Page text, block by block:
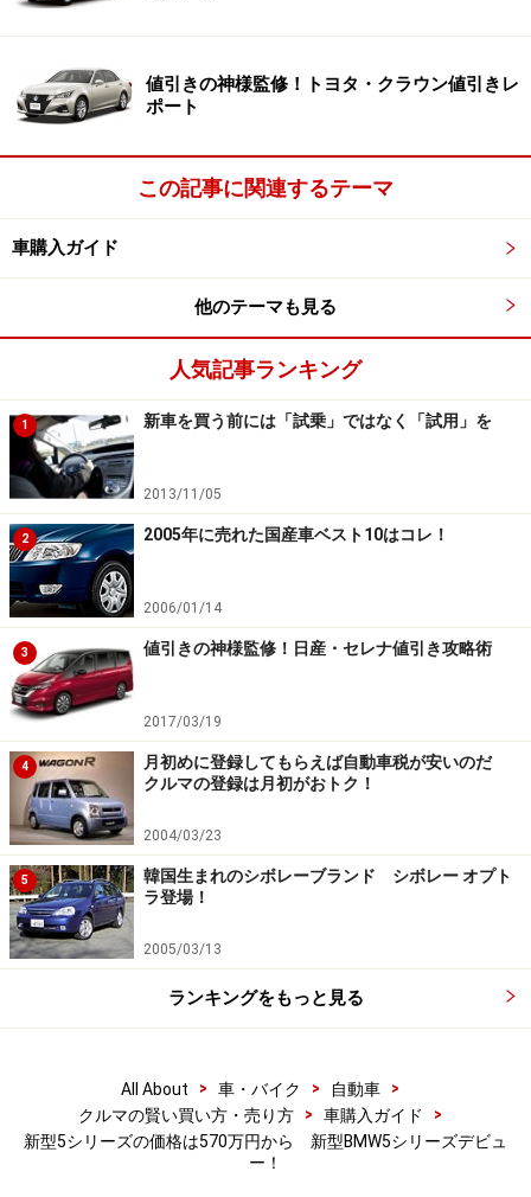
値引きの神様監修！トヨタ・クラウン値引きレ
ポート
この記事に関連するテーマ
車購入ガイド
他のテーマも見る
人気記事ランキング
1 新車を買う前には「試乗」ではなく「試用」を
2013/11/05
2 2005年に売れた国産車ベスト10はコレ！
2006/01/14
3 値引きの神様監修！日産・セレナ値引き攻略術
2017/03/19
4
月初めに登録してもらえば自動車税が安いのだ
クルマの登録は月初がおトク！
2004/03/23
5
韓国生まれのシボレーブランド シボレー オプト
ラ登場！
2005/03/13
ランキングをもっと見る
All About > 車・バイク > 自動車
>
クルマの賢い買い方・売り方
> 車購入ガイド
>
新型5シリーズの価格は570万円から 新型BMW5シリーズデビュ
ー！